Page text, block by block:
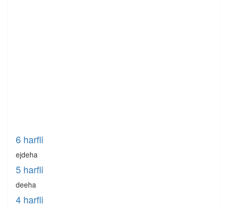
6 harfli
ejdeha
5 harfli
deeha
4 harfli